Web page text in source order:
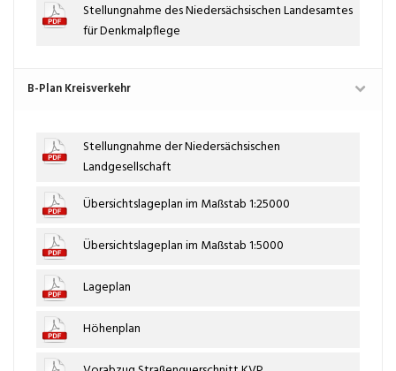
Stellungnahme des Niedersächsischen Landesamtes
für Denkmalpflege
B-Plan Kreisverkehr
Stellungnahme der Niedersächsischen
Landgesellschaft
Übersichtslageplan im Maßstab 1:25000
Übersichtslageplan im Maßstab 1:5000
Lageplan
Höhenplan